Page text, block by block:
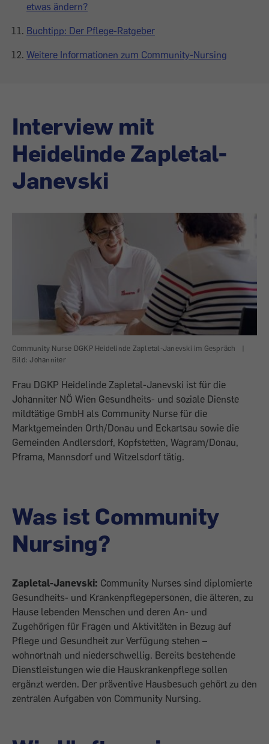
etwas ändern?
Buchtipp: Der Pflege-Ratgeber
Weitere Informationen zum Community-Nursing
Interview mit
Heidelinde ­Zapletal-
Janevski
Community Nurse DGKP Heidelinde Zapletal-Janevski im Gespräch
|
Bild: Johanniter
Frau DGKP Heidelinde ­Zapletal-Janevski ist für die
Johanniter NÖ Wien Gesundheits- und soziale Dienste
mildtätige GmbH als Com­munity Nurse für die
Marktgemeinden Orth/Donau und Eckartsau sowie die
Gemeinden Andlersdorf, Kopfstetten, Wagram/Donau,
Pframa, Mannsdorf und Witzelsdorf tätig.
Was ist Community
Nursing?
Zapletal-Janevski: Community Nurses sind diplomierte
Gesundheits- und Krankenpflegepersonen, die älteren, zu
Hause lebenden Menschen und deren An- und
Zugehörigen für Fragen und Aktivitäten in Bezug auf
Pflege und Gesundheit zur Verfügung stehen –
wohnortnah und nieder­schwellig. Bereits bestehende
Dienstleistungen wie die Hauskrankenpflege sollen
ergänzt werden. Der präventive Hausbesuch gehört zu den
zentralen Aufgaben von Community Nursing.